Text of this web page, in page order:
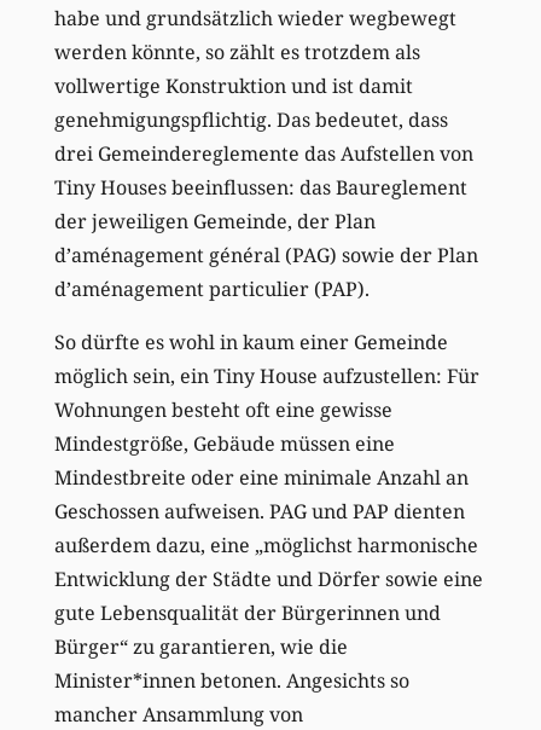
habe und grundsätzlich wieder wegbewegt
werden könnte, so zählt es trotzdem als
vollwertige Konstruktion und ist damit
genehmigungspflichtig. Das bedeutet, dass
drei Gemeindereglemente das Aufstellen von
Tiny Houses beeinflussen: das Baureglement
der jeweiligen Gemeinde, der Plan
d’aménagement général (PAG) sowie der Plan
d’aménagement particulier (PAP).
So dürfte es wohl in kaum einer Gemeinde
möglich sein, ein Tiny House aufzustellen: Für
Wohnungen besteht oft eine gewisse
Mindestgröße, Gebäude müssen eine
Mindestbreite oder eine minimale Anzahl an
Geschossen aufweisen. PAG und PAP dienten
außerdem dazu, eine „möglichst harmonische
Entwicklung der Städte und Dörfer sowie eine
gute Lebensqualität der Bürgerinnen und
Bürger“ zu garantieren, wie die
Minister*innen betonen. Angesichts so
mancher Ansammlung von